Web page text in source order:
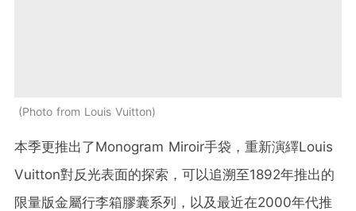
Photo from Louis Vuitton
本季更推出了Monogram Miroir手袋，重新演繹Louis
Vuitton對反光表面的探索，可以追溯至1892年推出的
限量版金屬行李箱膠囊系列，以及最近在2000年代推